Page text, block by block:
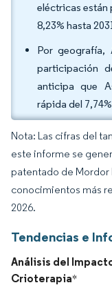
eléctricas están
8,23% hasta
Por geografía,
participación
anticipa que
rápida del
Nota: Las cifras del
este informe se
patentado de Mordor
conocimientos más
2026.
Tendencias e
Análisis del
Crioterapia*